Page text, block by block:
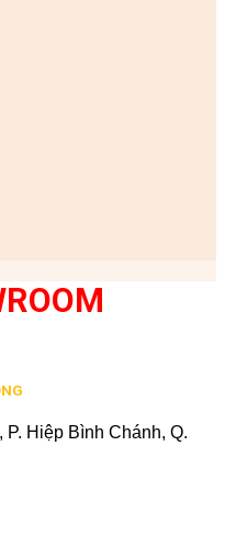
Hiệp Bình Chánh, Q.